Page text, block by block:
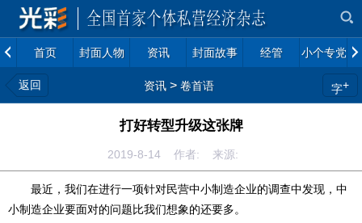
首页 封面人物 资讯 封面故事 经管 小个专党建
返回 资讯 > 卷首语 字+
打好转型升级这张牌
2019-8-14 作者: 来源:
最近，我们在进行一项针对民营中小制造企业的调查中发现，中
小制造企业要面对的问题比我们想象的还要多。